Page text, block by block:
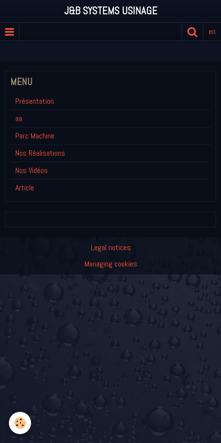
J&B SYSTEMS USINAGE
en
MENU
Présentation
aa
Parc Machine
Nos Réalisations
Nos Vidéos
Article
Legal notices
Managing cookies